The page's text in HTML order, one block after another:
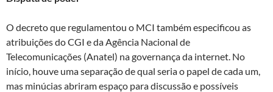
O decreto que regulamentou o MCI também especificou as
atribuições do CGI e da Agência Nacional de
Telecomunicações (Anatel) na governança da internet. No
início, houve uma separação de qual seria o papel de cada um,
mas minúcias abriram espaço para discussão e possíveis